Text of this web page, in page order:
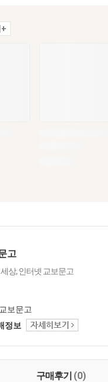
고
상, 인터넷 교보문고
교보문고
정보
구매후기 (0)